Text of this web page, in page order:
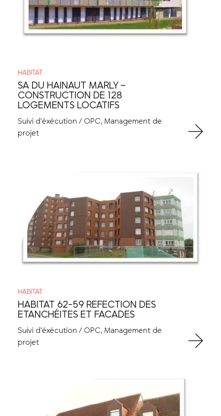
HABITAT
SA DU HAINAUT MARLY –
CONSTRUCTION DE 128
LOGEMENTS LOCATIFS
Suivi d'éxécution / OPC, Management de
projet
HABITAT
HABITAT 62-59 REFECTION DES
ETANCHÉITES ET FACADES
Suivi d'éxécution / OPC, Management de
projet